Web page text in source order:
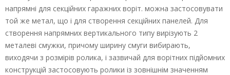
напрямні для секційних гаражних воріт. можна застосовувати
той же метал, що і для створення секційних панелей. Для
створення напрямних вертикального типу вирізують 2
металеві смужки, причому ширину смуги вибирають,
виходячи з розмірів ролика, і зазвичай для ворітних підйомних
конструкцій застосовують ролики із зовнішнім значенням